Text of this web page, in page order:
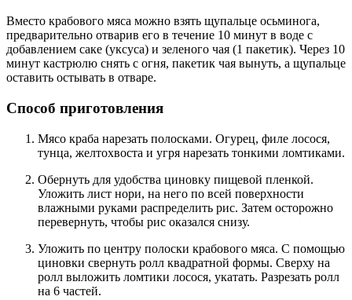
Вместо крабового мяса можно взять щупальце осьминога,
предварительно отварив его в течение 10 минут в воде с
добавлением саке (уксуса) и зеленого чая (1 пакетик). Через 10
минут кастрюлю снять с огня, пакетик чая вынуть, а щупальце
оставить остывать в отваре.
Способ приготовления
Мясо краба нарезать полосками. Огурец, филе лосося,
тунца, желтохвоста и угря нарезать тонкими ломтиками.
Обернуть для удобства циновку пищевой пленкой.
Уложить лист нори, на него по всей поверхности
влажными руками распределить рис. Затем осторожно
перевернуть, чтобы рис оказался снизу.
Уложить по центру полоски крабового мяса. С помощью
циновки свернуть ролл квадратной формы. Сверху на
ролл выложить ломтики лосося, укатать. Разрезать ролл
на 6 частей.